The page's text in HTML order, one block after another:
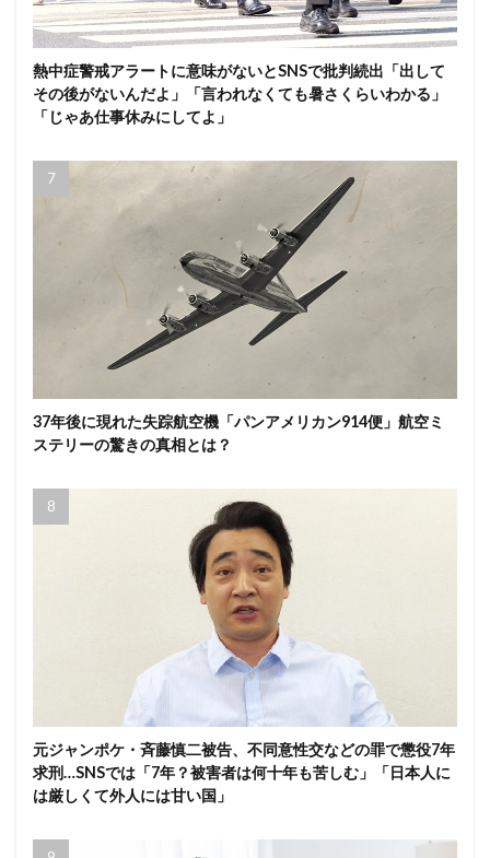
熱中症警戒アラートに意味がないとSNSで批判続出「出して
その後がないんだよ」「言われなくても暑さくらいわかる」
「じゃあ仕事休みにしてよ」
37年後に現れた失踪航空機「パンアメリカン914便」航空ミ
ステリーの驚きの真相とは？
元ジャンポケ・斉藤慎二被告、不同意性交などの罪で懲役7年
求刑…SNSでは「7年？被害者は何十年も苦しむ」「日本人に
は厳しくて外人には甘い国」